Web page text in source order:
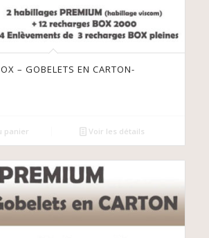
– GOBELETS EN CARTON-
panier Voir les détails